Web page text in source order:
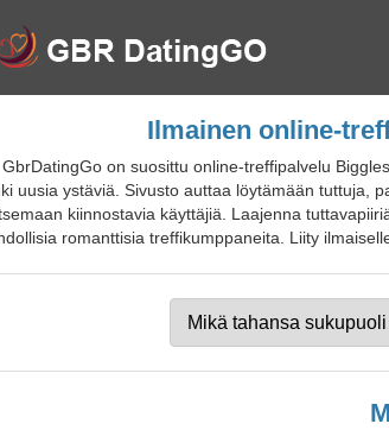
Ilmainen online-
GbrDatingGo on suosittu online-treffipalvelu
uusia ystäviä. Sivusto auttaa löytämään tuttuja,
kiinnostavia käyttäjiä. Laajenna
romanttisia treffikumppaneita. Liity